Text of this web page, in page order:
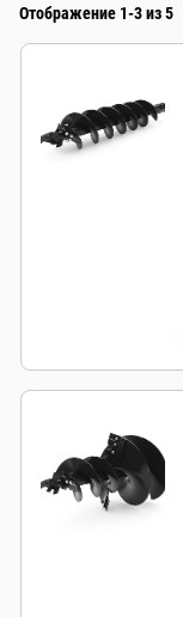
Отображение 1-3 из 5